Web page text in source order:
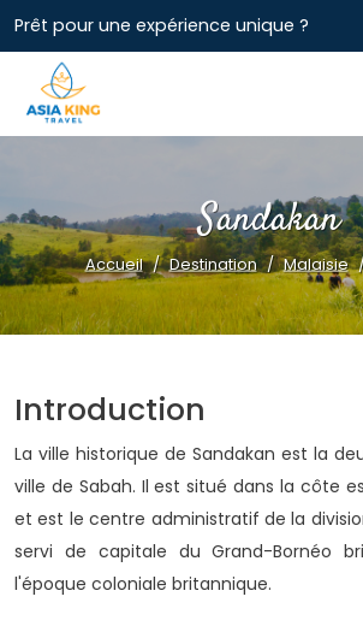
Prêt pour une expérience unique ?
Sandakan
Accueil Destination Malaisie
Introduction
La ville historique de Sandakan est la
ville de Sabah. Il est situé dans la côte
et est le centre administratif de la
servi de capitale du Grand-Bornéo
l'époque coloniale britannique.